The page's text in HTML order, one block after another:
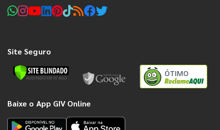
Site Seguro
ÓTIMO
Baixe o App GIV Online